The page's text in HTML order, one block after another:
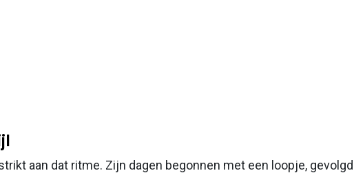
aan dat ritme. Zijn dagen begonnen met een loopje,